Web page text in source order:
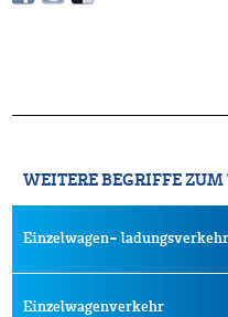
WEITERE BEGRIFFE
Einzelwagen- ladungsverkehr
Einzelwagenverkehr